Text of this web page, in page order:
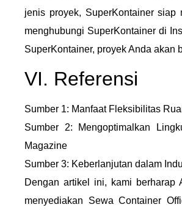
jenis proyek, SuperKontainer
menghubungi SuperKontainer di
SuperKontainer, proyek Anda akan
VI. Referensi
Sumber 1: Manfaat Fleksibilitas
Sumber 2: Mengoptimalkan
Magazine
Sumber 3: Keberlanjutan dalam
Dengan artikel ini, kami berharap
menyediakan Sewa Container